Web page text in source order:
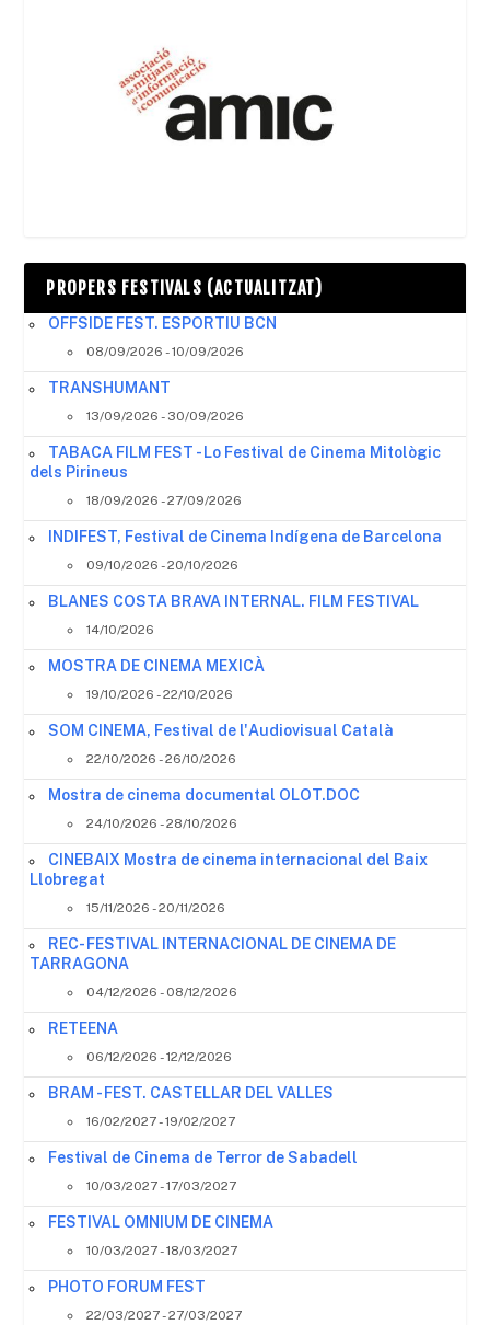
PROPERS FESTIVALS (ACTUALITZAT)
OFFSIDE FEST. ESPORTIU BCN
08/09/2026 - 10/09/2026
TRANSHUMANT
13/09/2026 - 30/09/2026
TABACA FILM FEST - Lo Festival de Cinema Mitològic
dels Pirineus
18/09/2026 - 27/09/2026
INDIFEST, Festival de Cinema Indígena de Barcelona
09/10/2026 - 20/10/2026
BLANES COSTA BRAVA INTERNAL. FILM FESTIVAL
14/10/2026
MOSTRA DE CINEMA MEXICÀ
19/10/2026 - 22/10/2026
SOM CINEMA, Festival de l'Audiovisual Català
22/10/2026 - 26/10/2026
Mostra de cinema documental OLOT.DOC
24/10/2026 - 28/10/2026
CINEBAIX Mostra de cinema internacional del Baix
Llobregat
15/11/2026 - 20/11/2026
REC- FESTIVAL INTERNACIONAL DE CINEMA DE
TARRAGONA
04/12/2026 - 08/12/2026
RETEENA
06/12/2026 - 12/12/2026
BRAM - FEST. CASTELLAR DEL VALLES
16/02/2027 - 19/02/2027
Festival de Cinema de Terror de Sabadell
10/03/2027 - 17/03/2027
FESTIVAL OMNIUM DE CINEMA
10/03/2027 - 18/03/2027
PHOTO FORUM FEST
22/03/2027 - 27/03/2027